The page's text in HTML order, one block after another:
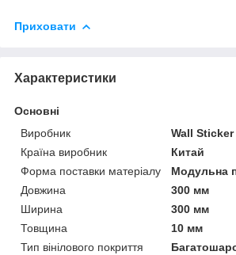
Приховати
Характеристики
Основні
Виробник
Wall Sticker
Країна виробник
Китай
Форма поставки матеріалу
Модульна
Довжина
300 мм
Ширина
300 мм
Товщина
10 мм
Тип вінілового покриття